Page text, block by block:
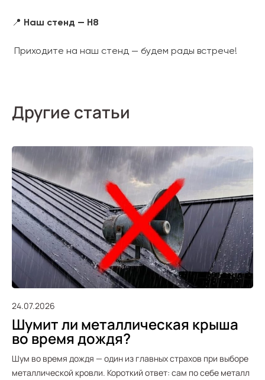
📍 Наш стенд — H8
Приходите на наш стенд — будем рады встрече!
Другие статьи
24.07.2026
Шумит ли металлическая крыша
во время дождя?
Шум во время дождя — один из главных страхов при выборе
металлической кровли. Короткий ответ: сам по себе металл